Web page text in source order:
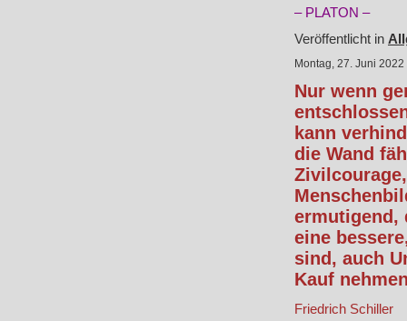
– PLATON –
Veröffentlicht in
Montag, 27. Juni 2022
Nur wenn
kann
die Wand
ermutigend,
eine
sind, auch
Kauf
Friedrich Schiller